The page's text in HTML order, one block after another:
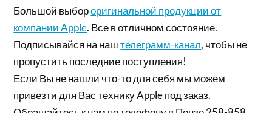
Большой выбороригинальной продукции от
компании Apple. Все в отличном состояние.
Подписывайся на наштелеграмм-канал, чтобы не
пропустить последние поступления!
Если Вы не нашли что-то для себя мы можем
привезти для Вас технику Apple под заказ.